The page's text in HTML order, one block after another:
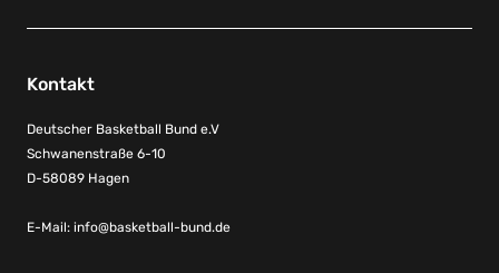
Kontakt
Deutscher Basketball Bund e.V
Schwanenstraße 6-10
D-58089 Hagen
E-Mail: info@basketball-bund.de